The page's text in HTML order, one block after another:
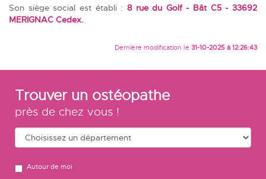
Son siège social est établi : 8 rue du Golf - Bât C5 - 33692
MERIGNAC Cedex.
Dernière modification le 31-10-2025 à 12:26:43
Trouver un ostéopathe
près de chez vous !
Autour de moi